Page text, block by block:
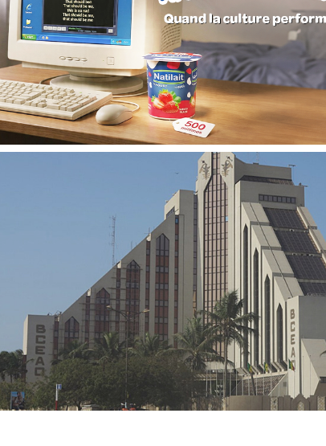
Plateformes digitales
Web, Intranet et Extranet
UX Design
Chemonics ‘programme USAID
Marketing Digital & Com 360°
Activation digitale & média